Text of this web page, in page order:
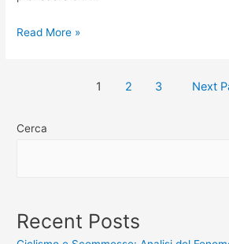
Giro
Favoriti
Read More »
Navigazione
1 2 3 Next
Cerca
Recent Posts